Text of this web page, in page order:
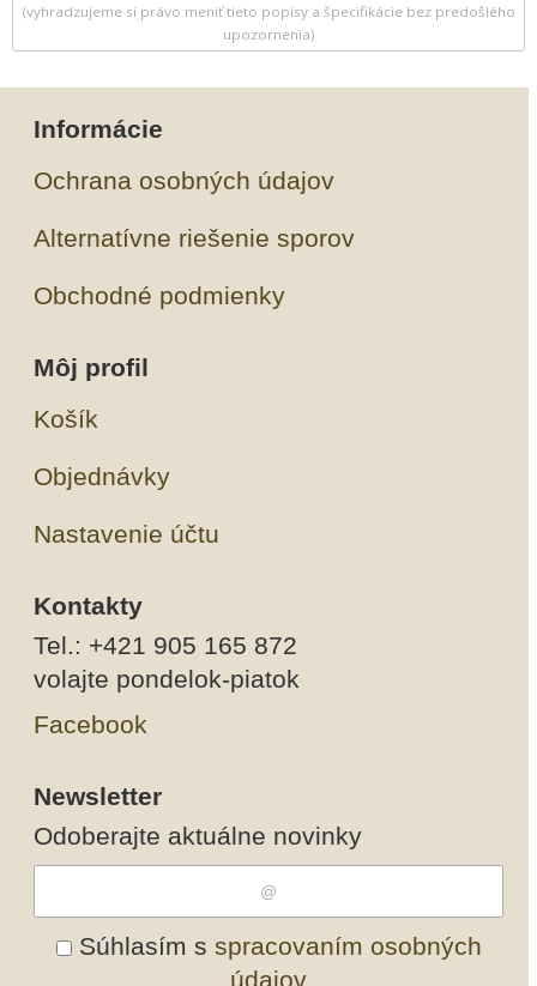
(vyhradzujeme si právo meniť tieto popisy a špecifikácie bez predošlého
upozornenia)
Informácie
Ochrana osobných údajov
Alternatívne riešenie sporov
Obchodné podmienky
Môj profil
Košík
Objednávky
Nastavenie účtu
Kontakty
Tel.: +421 905 165 872
volajte pondelok-piatok
Facebook
Newsletter
Odoberajte aktuálne novinky
Súhlasím s spracovaním osobných
údajov